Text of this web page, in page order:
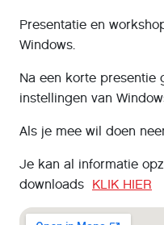
Presentatie en
Windows.
Na een korte presentie
instellingen van
Als je mee wil doen
Je kan al informatie
downloads KLIK HIER